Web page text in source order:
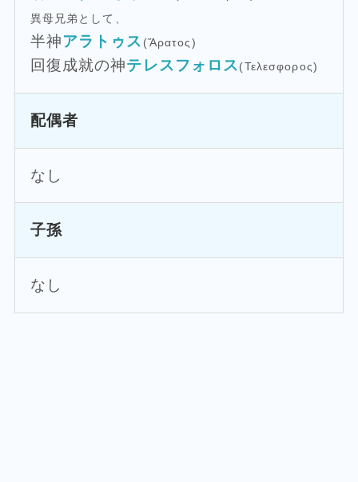
異母兄弟として、
半神アラトゥス (Ἄρατος)
回復成就の神テレスフォロス(Τελεσφορος)
配偶者
なし
子孫
なし